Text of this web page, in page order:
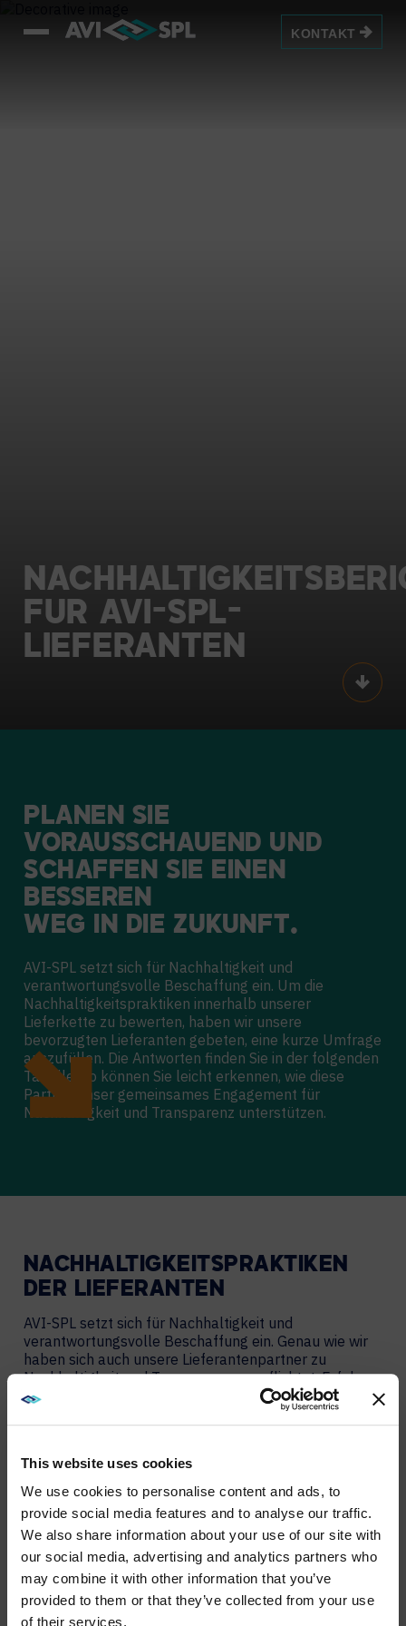
This website uses cookies
We use cookies to personalise content and ads, to
provide social media features and to analyse our traffic.
We also share information about your use of our site with
our social media, advertising and analytics partners who
may combine it with other information that you’ve
provided to them or that they’ve collected from your use
of their services.
KONTAKT
FÜR AVI-SPL-
LIEFERANTEN
Scroll
PLANEN SIE
VORAUSSCHAUEND UND
SCHAFFEN SIE EINEN
BESSEREN
WEG IN DIE ZUKUNFT.
AVI-SPL setzt sich für Nachhaltigkeit und
verantwortungsvolle Beschaffung ein. Um die
Nachhaltigkeitspraktiken innerhalb unserer
Lieferkette zu bewerten, haben wir unsere
bevorzugten Lieferanten gebeten, eine kurze Umfrage
auszufüllen. Die Antworten finden Sie in der folgenden
Tabelle. So können Sie leicht erkennen, wie diese
Partner unser gemeinsames Engagement für
Nachhaltigkeit und Transparenz unterstützen.
NACHHALTIGKEITSPRAKTIKEN
DER LIEFERANTEN
AVI-SPL setzt sich für Nachhaltigkeit und
verantwortungsvolle Beschaffung ein. Genau wie wir
haben sich auch unsere Lieferantenpartner zu
Nachhaltigkeit und Transparenz verpflichtet. Erfahren
Sie in unserer Nachhaltigkeitsmatrix für Lieferanten
Filter by
WE NOTICED YOU'RE IN USA.
Visit avispl.cominstead?